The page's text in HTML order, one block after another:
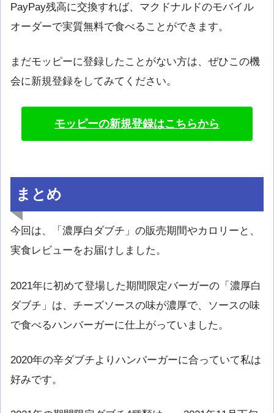
PayPay残高に交換すれば、マクドナルドのモバイル
オーダーで実質無料で食べることができます。
まだモッピーに登録したことがない方は、ぜひこの機
会に新規登録をしてみてください。
モッピーの新規登録はこちらから
まとめ
今回は、「濃厚白ダブチ」の販売期間やカロリーと、
実食レビューをお届けしました。
2021年に初めて登場した期間限定バーガーの「濃厚白
ダブチ」は、チーズソースの味が濃厚で、ソースの味
で食べるハンバーガーに仕上がっていました。
2020年の辛ダブチよりハンバーガーに合っていて私は
好みです。